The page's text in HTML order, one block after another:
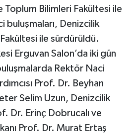
Toplum Bilimleri Fakültesi ile
buluşmaları, Denizcilik
ile sürdürüldü.
Erguvan Salon’da iki gün
Rektör Naci
Prof. Dr. Beyhan
Selim Uzun, Denizcilik
Dr. Erinç Dobrucalı ve
Prof. Dr. Murat Ertaş